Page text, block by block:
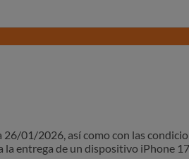
01/2026, así como con las
la entrega de un dispositivo iPhone